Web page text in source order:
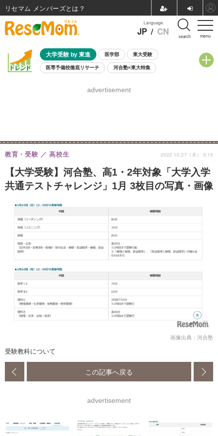
menu
Language
JP / CN search
大学受験 by 東進 医学部 東大受験
医専予備校徹底リサーチ 河合塾×東大特集
8月開催学校説明会・相談会
advertisement
【大学受験】河合塾、高1・2年対象「大学入学
共通テストチャレンジ」1月 3枚目の写真・画像
教育・受験 高校生 2022.10.27（木） 9:15
画像出典：河合塾
受験教科について
この記事へ戻る
advertisement
リセマム メンバーズ